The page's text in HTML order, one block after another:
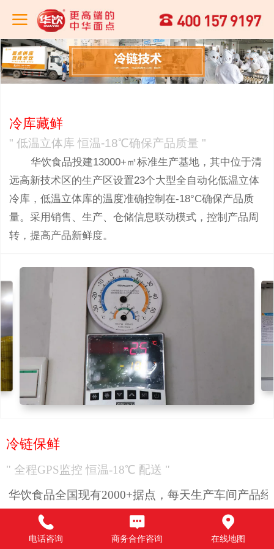
冷库藏鲜
" 低温立体库 恒温-18℃确保产品质量 "
华饮食品投建13000+㎡标准生产基地，其中位于清
远高新技术区的生产区设置23个大型全自动化低温立体
冷库，低温立体库的温度准确控制在-18°C确保产品质
量。采用销售、生产、仓储信息联动模式，控制产品周
转，提高产品新鲜度。
冷链保鲜
" 全程GPS监控 恒温-18℃ 配送 "
华饮食品全国现有2000+据点，每天生产车间产品经
自组冷链运输车队保鲜运送，运输车辆安装GPS系统
与温控仪，全程监控冷链运输过程，确保产品流通环
电话咨询 商务合作咨询 在线地图